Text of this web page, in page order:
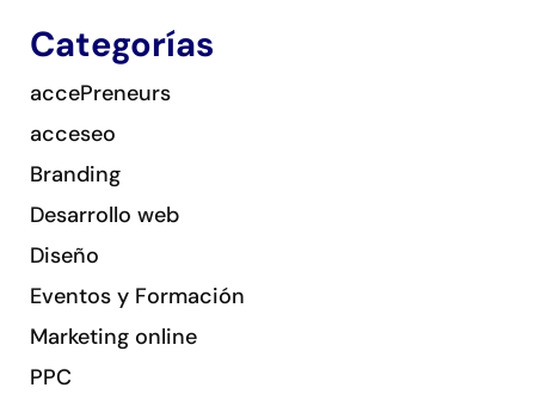
Categorías
accePreneurs
acceseo
Branding
Desarrollo web
Diseño
Eventos y Formación
Marketing online
PPC